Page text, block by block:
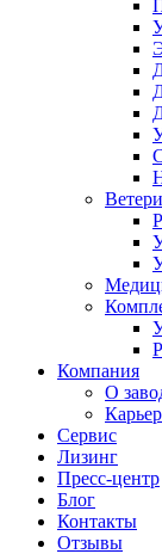
Компания
О
Сервис
Лизинг
Пресс-центр
Блог
Контакты
Отзывы